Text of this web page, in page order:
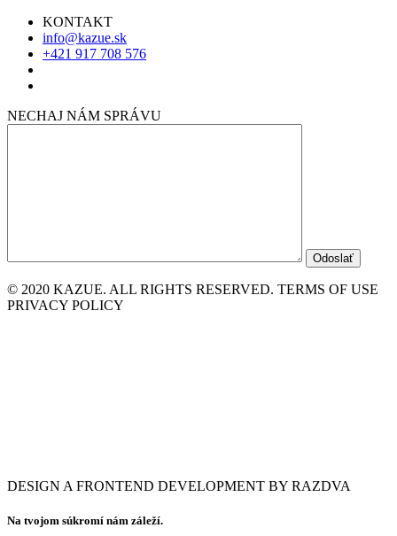
KONTAKT
info@kazue.sk
+421 917 708 576
NECHAJ NÁM SPRÁVU
© 2020 KAZUE. ALL RIGHTS RESERVED. TERMS OF USE
PRIVACY POLICY
DESIGN A FRONTEND DEVELOPMENT BY RAZDVA
Na tvojom súkromí nám záleží.